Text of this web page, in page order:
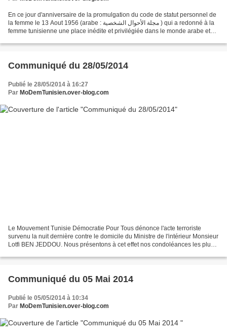
En ce jour d'anniversaire de la promulgation du code de statut personnel de
la femme le 13 Aout 1956 (arabe : مجلة الأحوال الشخصية ) qui a redonné à la
femme tunisienne une place inédite et privilégiée dans le monde arabe et
Communiqué du 28/05/2014
Publié le 28/05/2014 à 16:27
Par MoDemTunisien.over-blog.com
Le Mouvement Tunisie Démocratie Pour Tous dénonce l'acte terroriste
survenu la nuit dernière contre le domicile du Ministre de l'intérieur Monsieur
Lotfi BEN JEDDOU. Nous présentons à cet effet nos condoléances les plus
Communiqué du 05 Mai 2014
Publié le 05/05/2014 à 10:34
Par MoDemTunisien.over-blog.com